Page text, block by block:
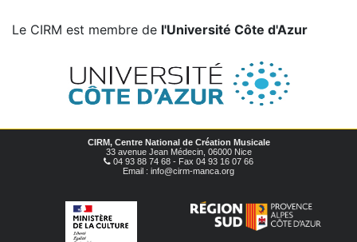
Le CIRM est membre de l'Université Côte d'Azur
CIRM, Centre National de Création Musicale
33 avenue Jean Médecin, 06000 Nice
04 93 88 74 68 - Fax 04 93 16 07 66
Email : info@cirm-manca.org